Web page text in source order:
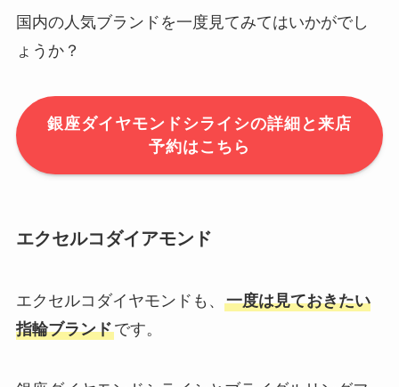
国内の人気ブランドを一度見てみてはいかがでし
ょうか？
銀座ダイヤモンドシライシの詳細と来店
予約はこちら
エクセルコダイアモンド
エクセルコダイヤモンドも、 一度は見ておきたい
指輪ブランドです。